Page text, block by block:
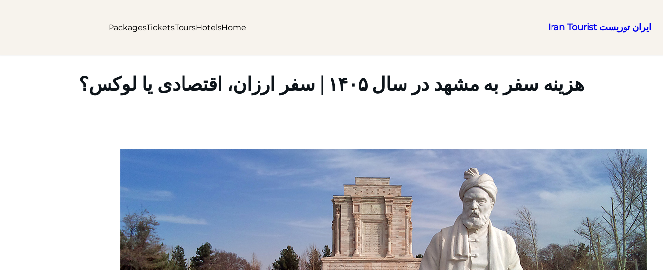
ایران توریست Iran Tourist Home
Hotels
Tours
Tickets
Packages
هزینه سفر به مشهد در سال ۱۴۰۵ | سفر ارزان، اقتصادی یا لوکس؟